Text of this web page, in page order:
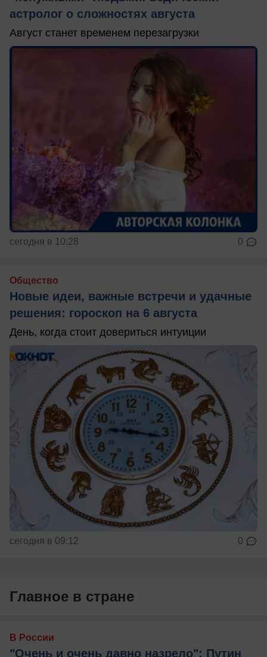
астролог о сложностях августа
Август станет временем перезагрузки
сегодня в 10:28 0
Общество
Новые идеи, важные встречи и удачные
решения: гороскоп на 6 августа
День, когда стоит довериться интуиции
сегодня в 09:12 0
Главное в стране
В России
"Очень и очень давно назрело": Путин